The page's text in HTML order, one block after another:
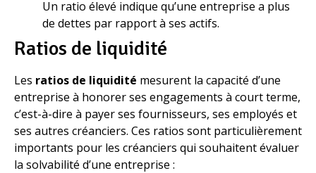
Un ratio élevé indique qu’une entreprise a plus
de dettes par rapport à ses actifs.
Ratios de liquidité
Les ratios de liquidité mesurent la capacité d’une
entreprise à honorer ses engagements à court terme,
c’est-à-dire à payer ses fournisseurs, ses employés et
ses autres créanciers. Ces ratios sont particulièrement
importants pour les créanciers qui souhaitent évaluer
la solvabilité d’une entreprise :